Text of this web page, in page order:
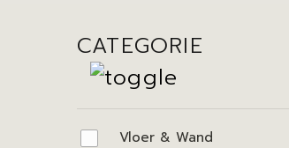
CATEGORIE
Vloer & Wand